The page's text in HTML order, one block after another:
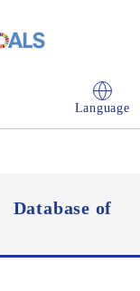
Language
Database of